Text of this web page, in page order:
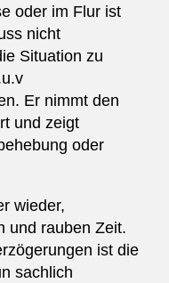
oder im Flur ist
nicht
Situation zu
Er nimmt den
und zeigt
oder
wieder,
und rauben Zeit.
ist die
sachlich